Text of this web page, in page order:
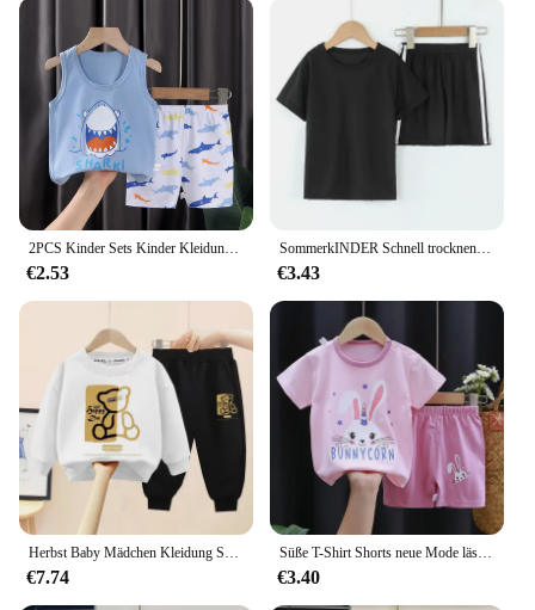
uniforms, or casual outings
Typical Adaptive Scenario: Perfect for active girls
who enjoy playing and exploring
Shape or Size or Weight or Quantity: Available in
various sizes to fit girls of different ages
Performance and Property: Easy to care for,
maintaining its shape and color after multiple
washes
Features:
|Wholesale|
**Unmatched Comfort and Style**
The Girls TShirt Set is not just about comfort; it's
about style too. The set is crafted from a premium
cotton blend that ensures a soft touch against your
child's skin. The breathable fabric keeps her cool
during playtime and warm during colder days. The
sets come in a variety of designs, from whimsical
animals to geometric patterns, catering to different
tastes and preferences. The vibrant colors and
playful motifs make these sets a standout addition
to any wardrobe.
**Versatile and Practical**
2PCS Kinder Sets Kinder Kleidung Weste Anzug Sommer Kinder Kleidung baby Baumwolle T-Shirts Shorts Tank Top Jungen Mädchen Ärmellose
€2.53
SommerkINDER Schnell trocknende Kurzarm-Shorts 2-teiliges Set bequemer Kleidung für Jungen und Mädchen
€3.43
Herbst Baby Mädchen Kleidung Set Kind Junge Cartoon Bär gedruckt Sweatshirt Pullover und Hose 2 stücke Anzug Kinder oben unten Trainings anzug
€7.74
Süße T-Shirt Shorts neue Mode lässig T-Shirts Baby Mädchen Sommer Kostüm dünne Kurzarm Trainings anzüge für 1 2 3 4 Jahre altes Kind
€3.40